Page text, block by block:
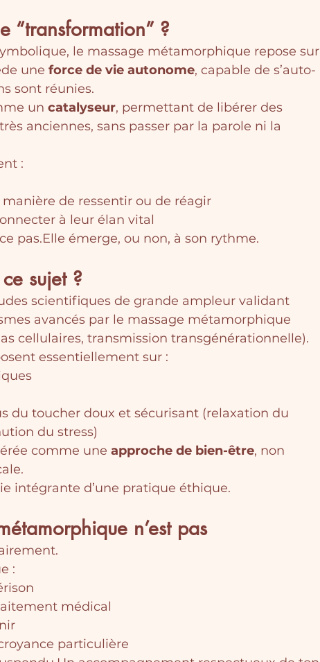
“transformation” ?
le massage métamorphique repose sur
une force de vie autonome, capable de s’auto-
sont réunies.
un catalyseur, permettant de libérer des
anciennes, sans passer par la parole ni la
:
de ressentir ou de réagir
à leur élan vital
pas.Elle émerge, ou non, à son rythme.
sujet ?
scientifiques de grande ampleur validant
avancés par le massage métamorphique
cellulaires, transmission transgénérationnelle).
essentiellement sur :
du toucher doux et sécurisant (relaxation du
du stress)
comme une approche de bien-être, non
intégrante d’une pratique éthique.
n’est pas
:
médical
particulière